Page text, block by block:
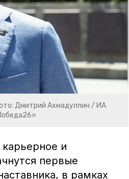
Дмитрий Ахмадуллин / ИА
и
первые
в рамках